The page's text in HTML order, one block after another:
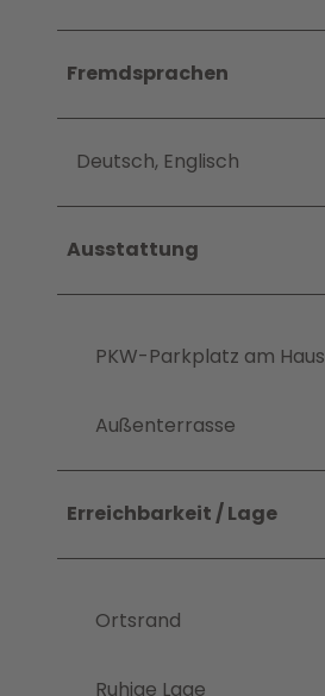
Fremdsprachen
Deutsch, Englisch
Ausstattung
PKW-Parkplatz am Haus
Außenterrasse
Erreichbarkeit / Lage
Ortsrand
Ruhige Lage